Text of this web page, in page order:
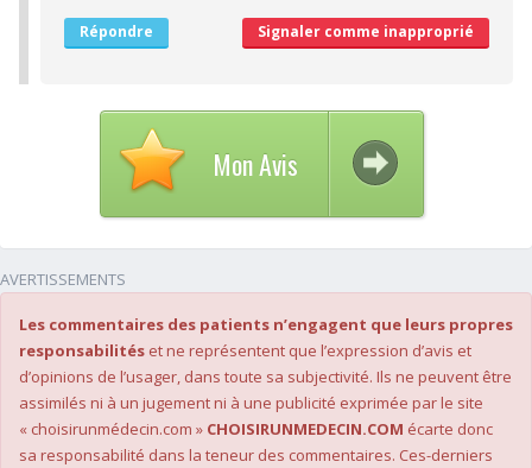
6/10 Desserte par les transports en commun
Agréabilité des locaux
Répondre Signaler comme inapproprié
Mon Avis
AVERTISSEMENTS
Les commentaires des patients n’engagent que leurs propres
responsabilités et ne représentent que l’expression d’avis et
d’opinions de l’usager, dans toute sa subjectivité. Ils ne peuvent être
assimilés ni à un jugement ni à une publicité exprimée par le site
« choisirunmédecin.com » CHOISIRUNMEDECIN.COM écarte donc
sa responsabilité dans la teneur des commentaires. Ces-derniers